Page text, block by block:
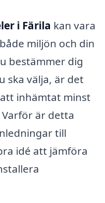
i Färila kan vara
miljön och din
bestämmer dig
ska välja, är det
inhämtat minst
är detta
till
idé att jämföra